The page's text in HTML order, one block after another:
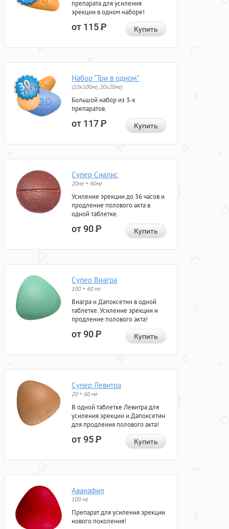
препарата для усиления
эрекции в одном наборе!
от 115Р Купить
Набор "Три в одном"
(10x100мг, 20x20мг)
Большой набор из 3-х
препаратов.
от 117Р Купить
Супер Сиалис
20мг + 60мг
Усиление эрекции до 36 часов и
продление полового акта в
одной таблетке.
от 90Р Купить
Супер Виагра
100 + 60 мг
Виагра и Дапоксетин в одной
таблетке. Усиление эрекции и
продление полового акта!
от 90Р Купить
Супер Левитра
20 + 60 мг
В одной таблетке Левитра для
усиления эрекции и Дапоксетин
для продления полового акта!
от 95Р Купить
Аванафил
100 мг
Препарат для усиления эрекции
нового поколения!